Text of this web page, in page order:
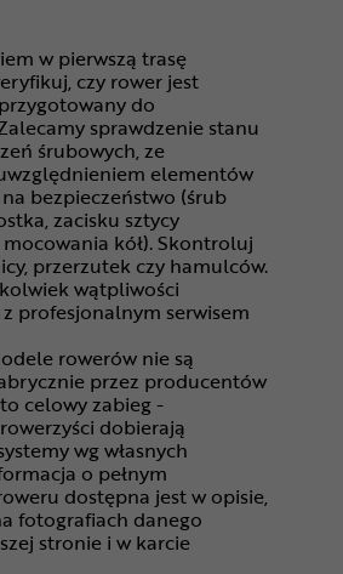
w pierwszą trasę
czy rower jest
do
sprawdzenie stanu
śrubowych, ze
elementów
bezpieczeństwo (śrub
zacisku sztycy
kół). Skontroluj
przerzutek czy hamulców.
wątpliwości
profesjonalnym serwisem
rowerów nie są
przez producentów
celowy zabieg -
dobierają
wg własnych
o pełnym
dostępna jest w opisie,
fotografiach danego
stronie i w karcie